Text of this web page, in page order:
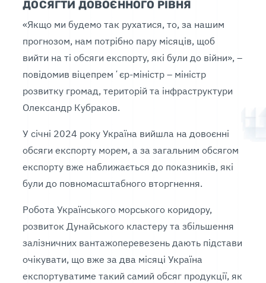
ДОСЯГТИ ДОВОЄННОГО РІВНЯ
«Якщо ми будемо так рухатися, то, за нашим
прогнозом, нам потрібно пару місяців, щоб
вийти на ті обсяги експорту, які були до війни», –
повідомив віцепремʼєр-міністр – міністр
розвитку громад, територій та інфраструктури
Олександр Кубраков.
У січні 2024 року Україна вийшла на довоєнні
обсяги експорту морем, а за загальним обсягом
експорту вже наближається до показників, які
були до повномасштабного вторгнення.
Робота Українського морського коридору,
розвиток Дунайського кластеру та збільшення
залізничних вантажоперевезень дають підстави
очікувати, що вже за два місяці Україна
експортуватиме такий самий обсяг продукції, як